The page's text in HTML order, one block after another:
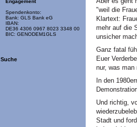
Engagement
Spendenkonto:
Bank: GLS Bank eG
IBAN:
DE36 4306 0967 8023 3348 00
BIC: GENODEM1GLS
Suche
"weil die
Klartext:
mehr auf die
unsicher
Ganz fatal
Euer
nur, was
In den
Und richtig,
Stadt und